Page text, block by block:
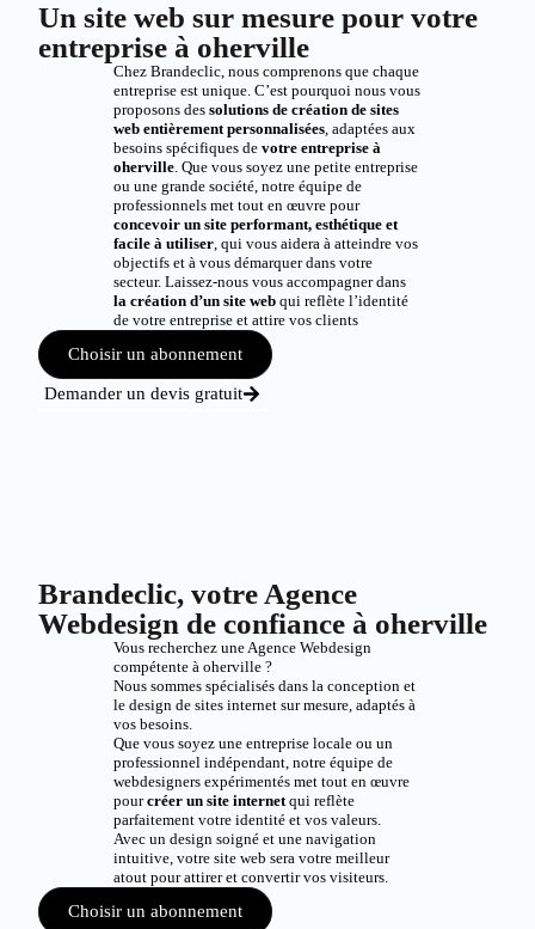
Un site web sur mesure pour votre
entreprise à oherville
Chez Brandeclic, nous comprenons que chaque
entreprise est unique. C’est pourquoi nous vous
proposons des solutions de création de sites
web entièrement personnalisées, adaptées aux
besoins spécifiques de votre entreprise à
oherville. Que vous soyez une petite entreprise
ou une grande société, notre équipe de
professionnels met tout en œuvre pour
concevoir un site performant, esthétique et
facile à utiliser, qui vous aidera à atteindre vos
objectifs et à vous démarquer dans votre
secteur. Laissez-nous vous accompagner dans
la création d’un site webqui reflète l’identité
de votre entreprise et attire vos clients
Choisir un abonnement
Demander un devis gratuit
Brandeclic, votre Agence
Webdesign de confiance à oherville
Vous recherchez une Agence Webdesign
compétente à oherville ?
Nous sommes spécialisés dans la conception et
le design de sites internet sur mesure, adaptés à
vos besoins.
Que vous soyez une entreprise locale ou un
professionnel indépendant, notre équipe de
webdesigners expérimentés met tout en œuvre
pourcréer un site internetqui reflète
parfaitement votre identité et vos valeurs.
Avec un design soigné et une navigation
intuitive, votre site web sera votre meilleur
atout pour attirer et convertir vos visiteurs.
Choisir un abonnement